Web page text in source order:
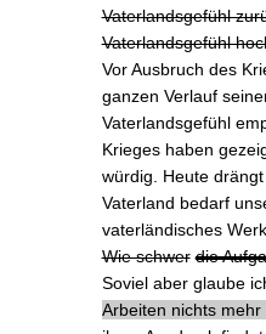
Vaterlandsgefühl
Vaterlandsgefühl
Vor Ausbruch des
ganzen Verlauf
Vaterlandsgefühl
Krieges haben
würdig. Heute
Vaterland bedarf
vaterländisches
Wie schwer die Aufga
Soviel aber glaube
Arbeiten nichts mehr